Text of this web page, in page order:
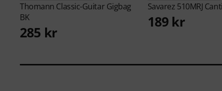
Thomann Classic-Guitar Gigbag
BK
285 kr
Savarez 510MRJ
189 kr